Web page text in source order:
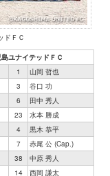
ドＦＣ
島ユナイテッドＦＣ
1
山岡 哲也
3
谷口 功
6
田中 秀人
23
水本 勝成
4
黒木 恭平
7
赤尾 公 (Cap.)
38
中原 秀人
14
西岡 謙太